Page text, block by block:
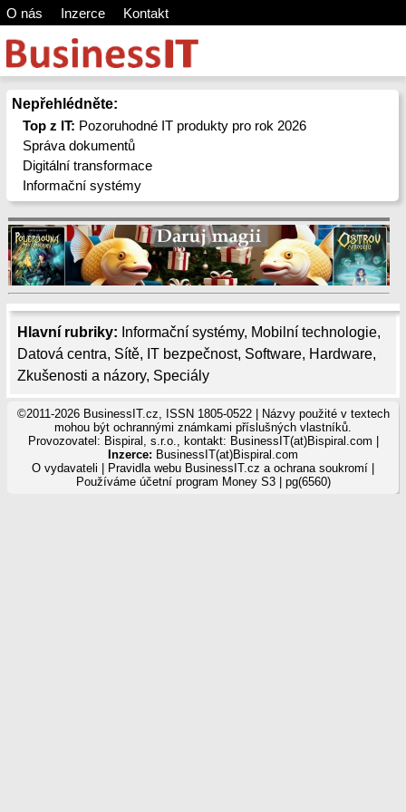
O nás Inzerce Kontakt
Nepřehlédněte:
Top z IT: Pozoruhodné IT produkty pro rok 2026
Správa dokumentů
Digitální transformace
Informační systémy
Hlavní rubriky: Informační systémy, Mobilní technologie,
Datová centra, Sítě, IT bezpečnost, Software, Hardware,
Zkušenosti a názory, Speciály
©2011-2026 BusinessIT.cz, ISSN 1805-0522 | Názvy použité v textech
mohou být ochrannými známkami příslušných vlastníků.
Provozovatel: Bispiral, s.r.o., kontakt: BusinessIT(at)Bispiral.com |
Inzerce: BusinessIT(at)Bispiral.com
O vydavateli
Pravidla webu BusinessIT.cz a ochrana soukromí
Používáme účetní program Money S3| pg(6560)